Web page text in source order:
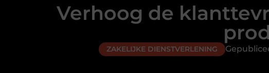
Verhoog de
ZAKELIJKE DIENSTVERLENING